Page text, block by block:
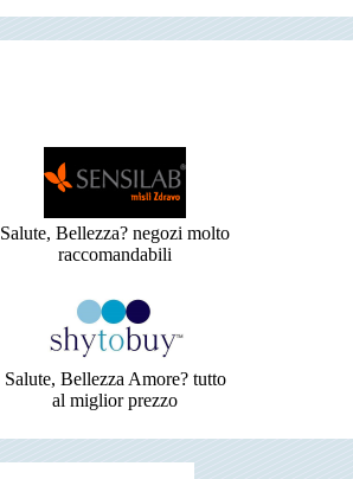
Salute, Bellezza? negozi molto
raccomandabili
Salute, Bellezza Amore? tutto
al miglior prezzo